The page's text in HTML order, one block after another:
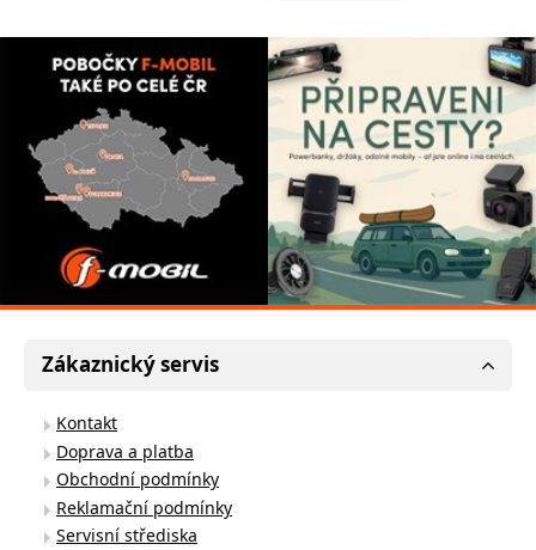
Zákaznický servis
Kontakt
Doprava a platba
Obchodní podmínky
Reklamační podmínky
Servisní střediska